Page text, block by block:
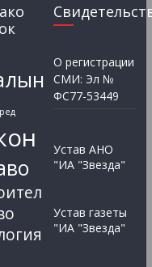
О регистрации
СМИ: Эл №
ФС77-53449
Устав АНО
"ИА "Звезда"
Устав газеты
"ИА "Звезда"